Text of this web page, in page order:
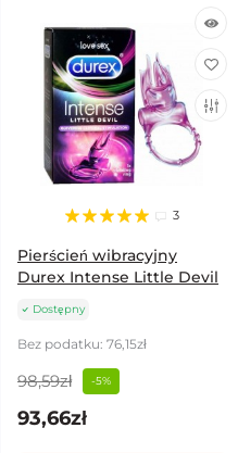
3
Pierścień wibracyjny
Durex Intense Little Devil
Dostępny
Bez podatku: 76,15zł
98,59zł -5%
93,66zł